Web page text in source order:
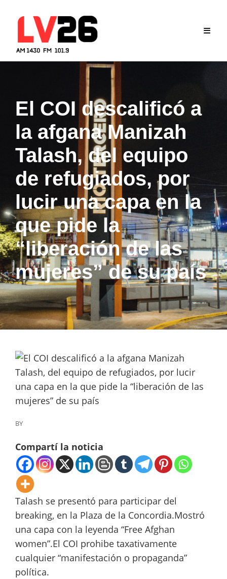
content
El COI descalificó a
la afgana Manizah
Talash, del equipo
de refugiados, por
lucir una capa en la
que pide la
“liberación de las
mujeres” de su país
BY
Compartí la noticia
Talash se presentó para participar del
breaking, en la Plaza de la Concordia.Mostró
una capa con la leyenda “Free Afghan
women”.El COI prohibe taxativamente
cualquier “manifestación o propaganda”
política.